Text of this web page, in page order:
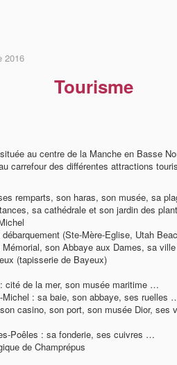
2016
Tourisme
au centre de la Manche en Basse
carrefour des différentes attractions
remparts, son haras, son musée, sa
sa cathédrale et son jardin des
(Ste-Mère-Eglise, Utah
Mémorial, son Abbaye aux Dames, sa
(tapisserie de Bayeux)
cité de la mer, son musée maritime …
Michel : sa baie, son abbaye, ses ruelles
casino, son port, son musée Dior, ses
Poêles : sa fonderie, ses cuivres …
de Champrépus